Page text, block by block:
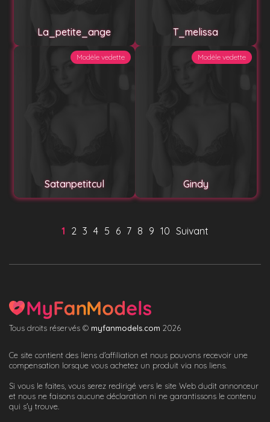
La_petite_ange T_melissa
Modèle vedette
Satanpetitcul
Modèle vedette
Gindy
1 2 3 4 5 6 7 8 9 10 Suivant
Tous droits réservés © myfanmodels.com 2026
Ce site contient des liens d'affiliation et nous pouvons recevoir une
compensation lorsque vous achetez un produit via nos liens.
Si vous le faites, vous serez redirigé vers le site Web dudit annonceur
et nous ne faisons aucune déclaration ni ne garantissons le contenu
qui s'y trouve.